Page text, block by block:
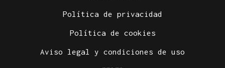
Política de privacidad
Política de cookies
Aviso legal y condiciones de uso